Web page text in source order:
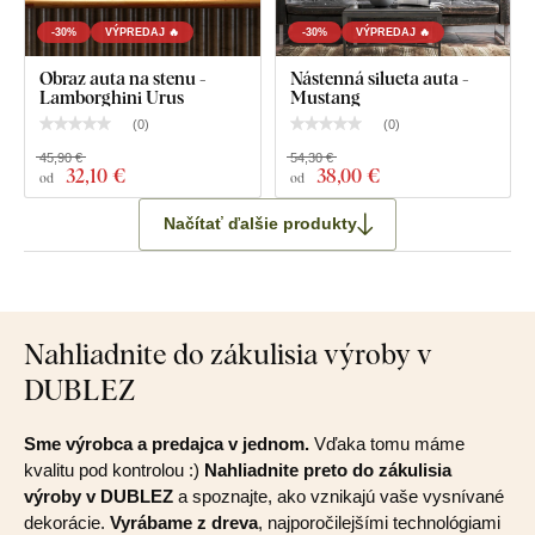
-30% VÝPREDAJ 🔥
Obraz auta na stenu -
Lamborghini Urus
(0)
od 32,10 €
45,90 €
-30% VÝPREDAJ 🔥
Nástenná silueta auta -
Mustang
(0)
od 38,00 €
54,30 €
Načítať ďalšie produkty
Nahliadnite do zákulisia výroby v
DUBLEZ
Sme výrobca a predajca v jednom. Vďaka tomu máme
kvalitu pod kontrolou :) Nahliadnite preto do zákulisia
výroby v DUBLEZ a spoznajte, ako vznikajú vaše vysnívané
dekorácie. Vyrábame z dreva, najporočilejšími technológiami